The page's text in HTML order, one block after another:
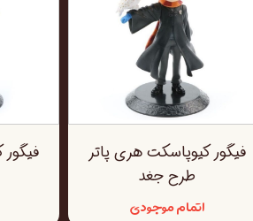
فیگور کیوپاسکت هری پاتر
طرح جغد
اتمام موجودی